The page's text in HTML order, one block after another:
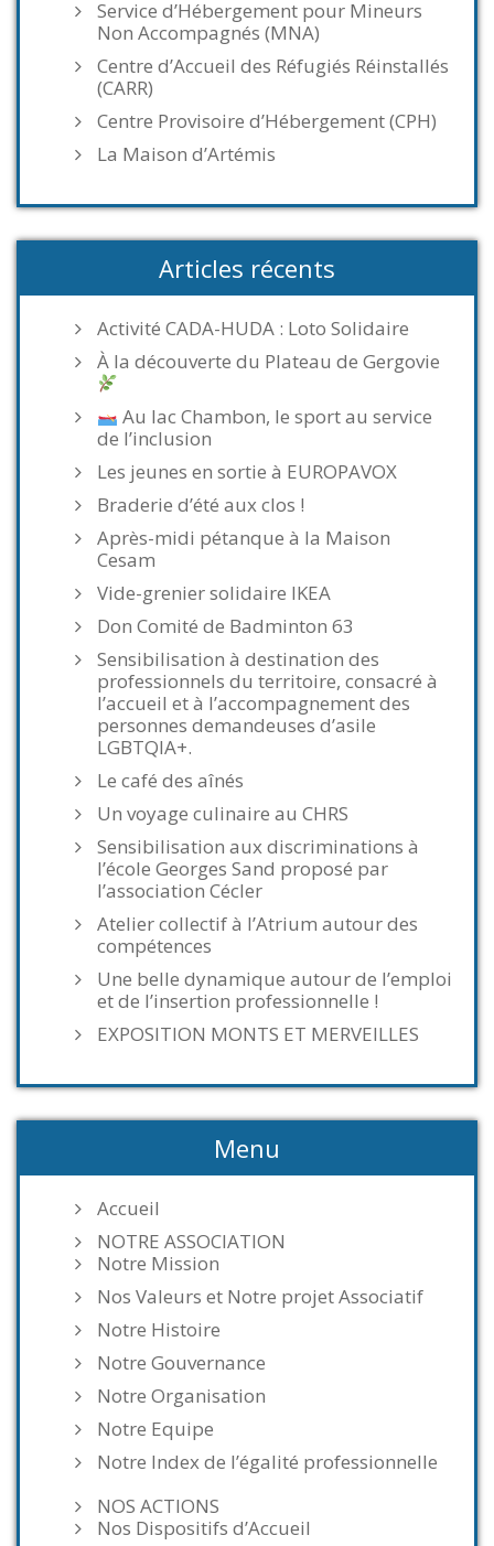
Service d’Hébergement pour Mineurs
Non Accompagnés (MNA)
Centre d’Accueil des Réfugiés Réinstallés
(CARR)
Centre Provisoire d’Hébergement (CPH)
La Maison d’Artémis
Articles récents
Activité CADA-HUDA : Loto Solidaire
À la découverte du Plateau de Gergovie
Au lac Chambon, le sport au service
de l’inclusion
Les jeunes en sortie à EUROPAVOX
Braderie d’été aux clos !
Après-midi pétanque à la Maison
Cesam
Vide-grenier solidaire IKEA
Don Comité de Badminton 63
Sensibilisation à destination des
professionnels du territoire, consacré à
l’accueil et à l’accompagnement des
personnes demandeuses d’asile
LGBTQIA+.
Le café des aînés
Un voyage culinaire au CHRS
Sensibilisation aux discriminations à
l’école Georges Sand proposé par
l’association Cécler
Atelier collectif à l’Atrium autour des
compétences
Une belle dynamique autour de l’emploi
et de l’insertion professionnelle !
EXPOSITION MONTS ET MERVEILLES
Menu
Accueil
NOTRE ASSOCIATION
Notre Mission
Nos Valeurs et Notre projet Associatif
Notre Histoire
Notre Gouvernance
Notre Organisation
Notre Equipe
Notre Index de l’égalité professionnelle
NOS ACTIONS
Nos Dispositifs d’Accueil